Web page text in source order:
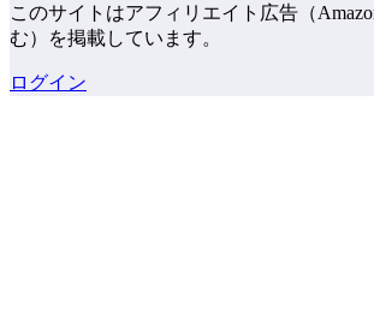
このサイトはアフィリエイト広告（
む）を掲載しています。
ログイン